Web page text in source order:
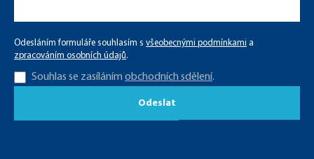
Odesláním formuláře souhlasím s všeobecnými podmínkami a
zpracováním osobních údajů.
Souhlas se zasíláním obchodních sdělení.
Odeslat